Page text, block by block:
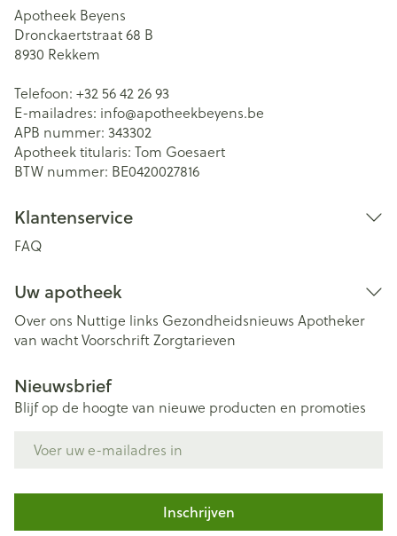
Apotheek Beyens
Dronckaertstraat 68 B
8930 Rekkem
Telefoon: +32 56 42 26 93
E-mailadres: info@apotheekbeyens.be
APB nummer: 343302
Apotheek titularis: Tom Goesaert
BTW nummer: BE0420027816
Klantenservice
FAQ
Uw apotheek
Over ons Nuttige links Gezondheidsnieuws Apotheker
van wachtVoorschriftZorgtarieven
Nieuwsbrief
Blijf op de hoogte van nieuwe producten en promoties
Inschrijven